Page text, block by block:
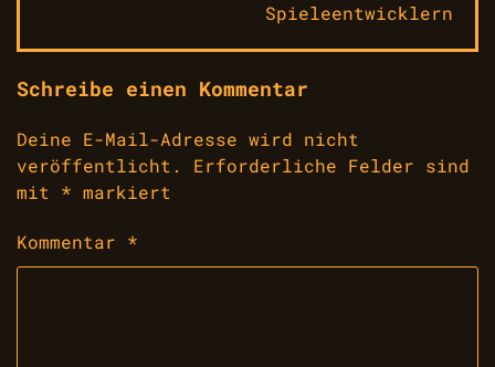
Spieleentwicklern
Schreibe einen Kommentar
Deine E-Mail-Adresse wird nicht
veröffentlicht.
Erforderliche Felder sind
mit * markiert
Kommentar *